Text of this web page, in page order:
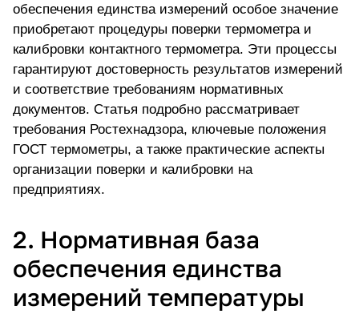
обеспечения единства измерений особое значение
приобретают процедуры поверки термометра и
калибровки контактного термометра. Эти процессы
гарантируют достоверность результатов измерений
и соответствие требованиям нормативных
документов. Статья подробно рассматривает
требования Ростехнадзора, ключевые положения
ГОСТ термометры, а также практические аспекты
организации поверки и калибровки на
предприятиях.
2. Нормативная база
обеспечения единства
измерений температуры